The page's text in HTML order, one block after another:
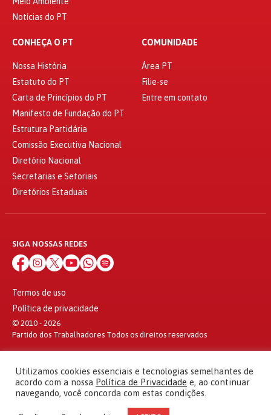
Notícias do PT
CONHEÇA O PT
Nossa História
Estatuto do PT
Carta de Princípios do PT
Manifesto de Fundação do PT
Estrutura Partidária
Comissão Executiva Nacional
Diretório Nacional
Secretarias e Setoriais
Diretórios Estaduais
COMUNIDADE
Área PT
Filie-se
Entre em contato
SIGA NOSSAS REDES
Termos de uso
Política de privacidade
© 2010 - 2026
Partido dos Trabalhadores Todos os direitos reservados
Utilizamos cookies essenciais e tecnologias semelhantes de
acordo com a nossa Política de Privacidade e, ao continuar
navegando, você concorda com estas condições.